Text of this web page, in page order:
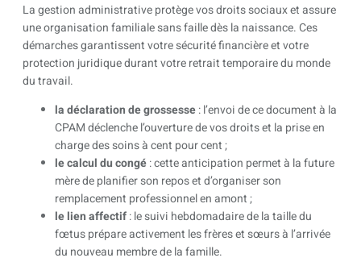
La gestion administrative protège vos droits sociaux et assure
une organisation familiale sans faille dès la naissance. Ces
démarches garantissent votre sécurité financière et votre
protection juridique durant votre retrait temporaire du monde
du travail.
la déclaration de grossesse: l’envoi de ce document à la
CPAM déclenche l’ouverture de vos droits et la prise en
charge des soins à cent pour cent ;
le calcul du congé: cette anticipation permet à la future
mère de planifier son repos et d’organiser son
remplacement professionnel en amont ;
le lien affectif: le suivi hebdomadaire de la taille du
fœtus prépare activement les frères et sœurs à l’arrivée
du nouveau membre de la famille.